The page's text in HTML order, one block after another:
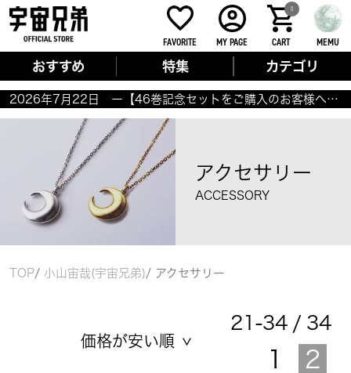
FAVORITE MY PAGE CART
0
MEMU
おすすめ 特集 カテゴリ
2026年7月22日 ー【46巻記念セットをご購入のお客様へ】商品のお届けについてー
アクセサリー
ACCESSORY
TOP 小山宙哉(宇宙兄弟) アクセサリー
価格が安い順
34
21 -34
1 2